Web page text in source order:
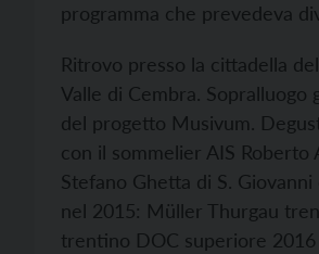
programma che prevedeva
Ritrovo presso la cittadella
Valle di Cembra. Sopralluogo
del progetto Musivum.
con il sommelier AIS Roberto
Stefano Ghetta di S.
nel 2015: Müller Thurgau
trentino DOC superiore 2016